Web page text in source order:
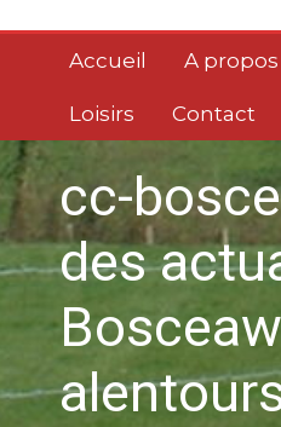
contenuAccueil A
Loisirs Contact
cc-
des